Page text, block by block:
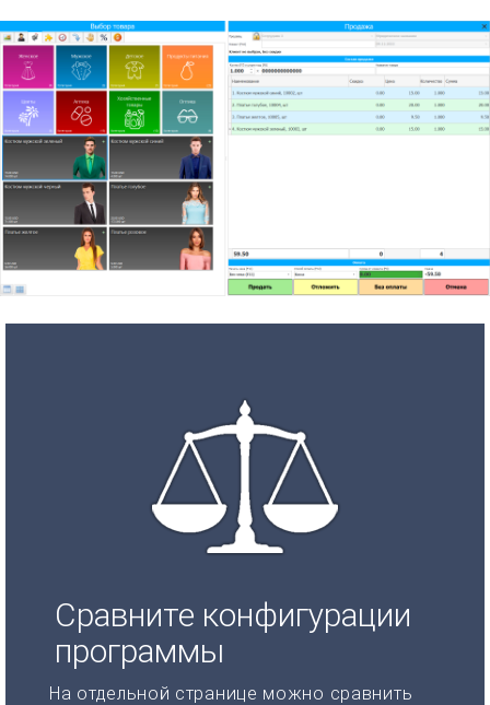
Сравните конфигурации
программы
На отдельной странице можно сравнить